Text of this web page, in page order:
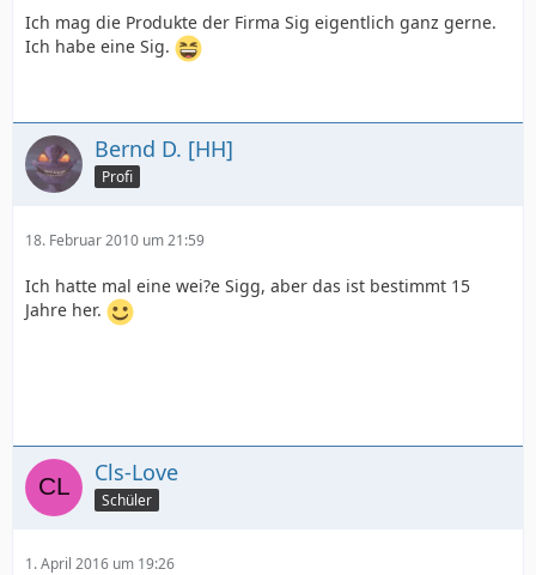
Ich mag die Produkte der Firma Sig eigentlich ganz gerne.
Ich habe eine Sig.
Bernd D. [HH]
Profi
18. Februar 2010 um 21:59
Ich hatte mal eine wei?e Sigg, aber das ist bestimmt 15
Jahre her.
Cls-Love
Schüler
1. April 2016 um 19:26